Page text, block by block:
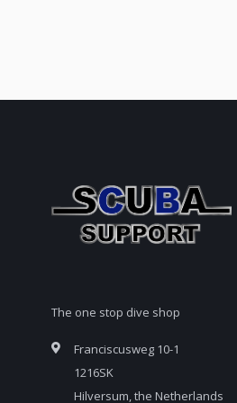
The one stop dive shop
Franciscusweg 10-1
1216SK
Hilversum, the Netherlands